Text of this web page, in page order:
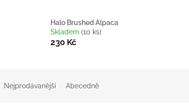
Halo Brushed Alpaca
Skladem (10 ks)
230 Kč
Nejprodávanější Abecedně